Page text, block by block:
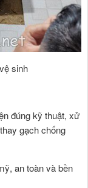
sinh
đúng kỹ thuật, xử
gạch chống
an toàn và bền